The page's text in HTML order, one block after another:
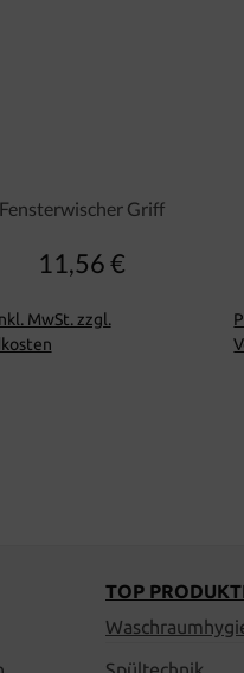
Fensterwischer Griff
Regulärer Preis:
11,56 €
MwSt. zzgl.
TOP